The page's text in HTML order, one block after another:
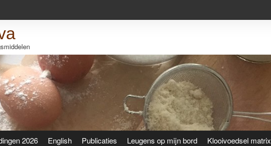
Search
2026 English Publicaties Leugens op mijn bord
Klooivoedsel matrix